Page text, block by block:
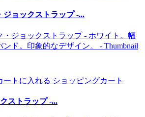
ジョックストラップ -...
ートに入れる ショッピングカート
ストラップ -...